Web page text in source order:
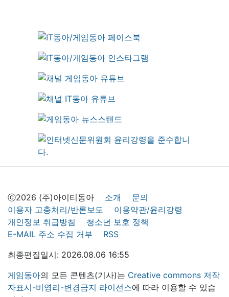
ⓒ2026 (주)아이티동아 소개
문의
이용자 고충처리/반론보도
이용약관/윤리강령
개인정보 취급방침
청소년 보호 정책
E-MAIL 주소 수집 거부
RSS
최종편집일시: 2026.08.06 16:55
게임동아의 모든 콘텐츠(기사)는 Creative commons 저작
자표시-비영리-변경금지 라이선스에 따라 이용할 수 있습